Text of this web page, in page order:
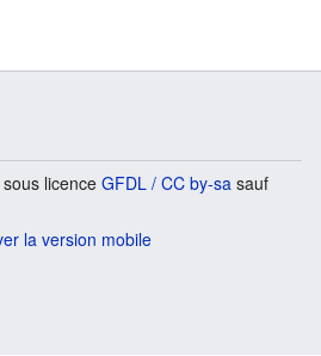
licence GFDL / CC by-sa sauf
la version mobile